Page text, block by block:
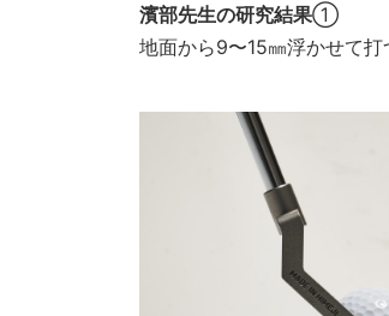
濱部先生の研究結果①
地面から9〜15㎜浮かせて